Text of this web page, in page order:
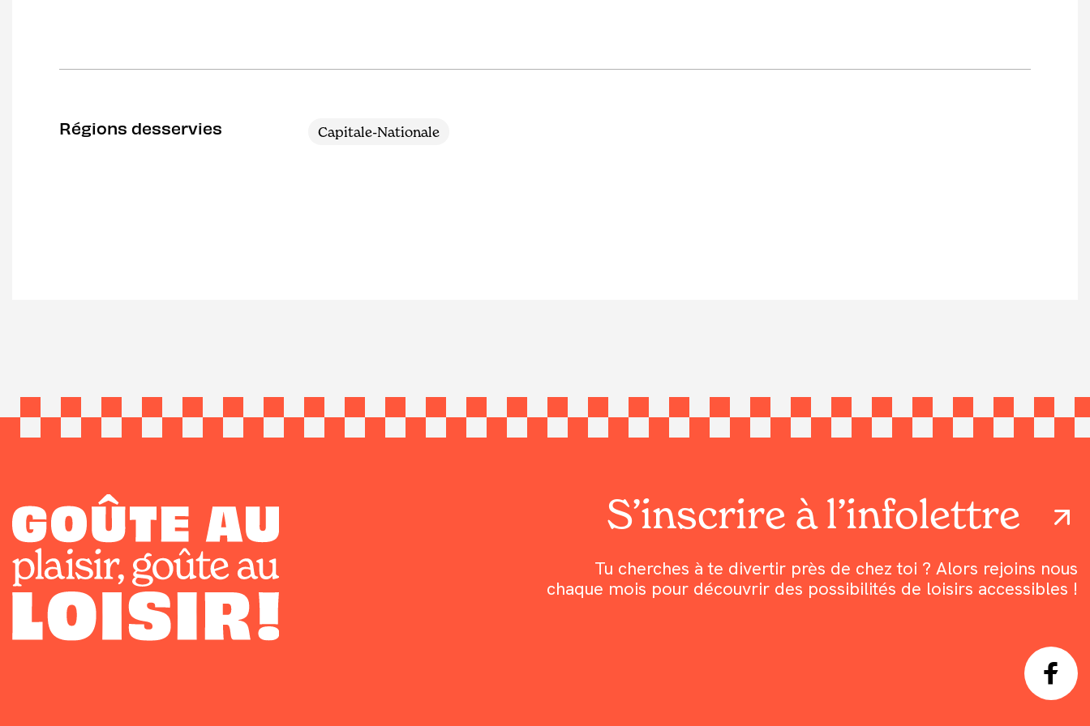
Régions desservies Capitale-Nationale
S’inscrire à l’infolettre
Tu cherches à te divertir près de chez toi ? Alors rejoins nous
chaque mois pour découvrir des possibilités de loisirs accessibles !